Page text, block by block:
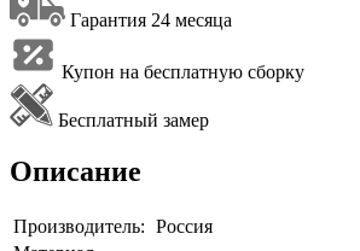
Гарантия 24 месяца
Купон на бесплатную сборку
Бесплатный замер
Описание
Производитель: Россия